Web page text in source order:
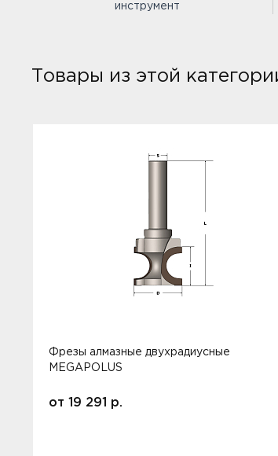
инструмент
Товары из этой
Фрезы алмазные двухрадиусные
MEGAPOLUS
от 19 291 р.